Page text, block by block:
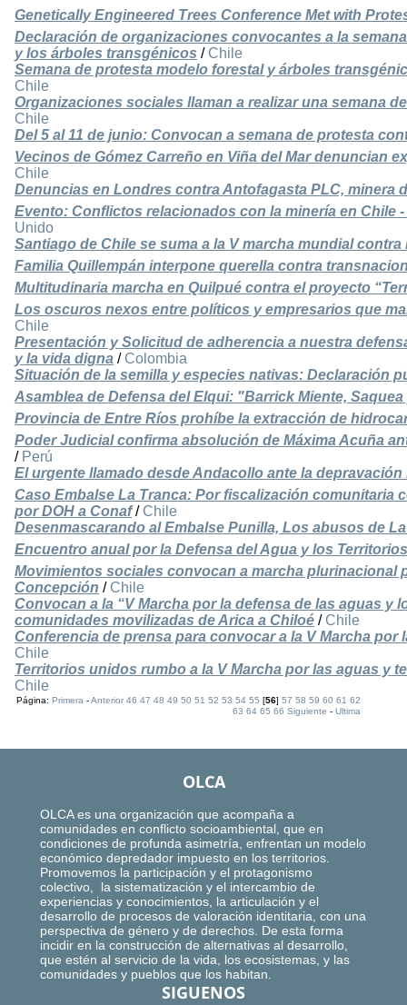
Genetically Engineered Trees Conference Met with
Declaración de organizaciones convocantes a la
y los árboles transgénicos / Chile
Semana de protesta modelo forestal y árboles
Chile
Organizaciones sociales llaman a realizar una semana
Chile
Del 5 al 11 de junio: Convocan a semana de protesta
Vecinos de Gómez Carreño en Viña del Mar denuncian
Chile
Denuncias en Londres contra Antofagasta PLC, minera
Evento: Conflictos relacionados con la minería en Chile
Unido
Santiago de Chile se suma a la V marcha mundial
Familia Quillempán interpone querella contra
Multitudinaria marcha en Quilpué contra el proyecto
Los oscuros nexos entre políticos y empresarios que
Chile
Presentación y Solicitud de adherencia a nuestra
y la vida digna / Colombia
Situación de la semilla y especies nativas: Declaración
Asamblea de Defensa del Elqui: "Barrick Miente,
Provincia de Entre Ríos prohíbe la extracción de
Poder Judicial confirma absolución de Máxima Acuña
/ Perú
El urgente llamado desde Andacollo ante la depravación
Caso Embalse La Tranca: Por fiscalización comunitaria
por DOH a Conaf/ Chile
Desenmascarando al Embalse Punilla, Los abusos de
Encuentro anual por la Defensa del Agua y los
Movimientos sociales convocan a marcha plurinacional
Concepción / Chile
Convocan a la “V Marcha por la defensa de las aguas y
comunidades movilizadas de Arica a Chiloé / Chile
Conferencia de prensa para convocar a la V Marcha por
Chile
Territorios unidos rumbo a la V Marcha por las aguas y
Chile
Página:Primera -Anterior 46 47 48 49 50 51 52 53 54 55 [56]57 58 59 60 61 62
63 64 65 66 Siguiente -Ultima
OLCA
OLCA es una organización que acompaña a
comunidades en conflicto socioambiental, que en
condiciones de profunda asimetría, enfrentan un modelo
económico depredador impuesto en los territorios.
Promovemos la participación y el protagonismo
colectivo, la sistematización y el intercambio de
experiencias y conocimientos, la articulación y el
desarrollo de procesos de valoración identitaria, con una
perspectiva de género y de derechos. De esta forma
incidir en la construcción de alternativas al desarrollo,
que estén al servicio de la vida, los ecosistemas, y las
comunidades y pueblos que los habitan.
SIGUENOS